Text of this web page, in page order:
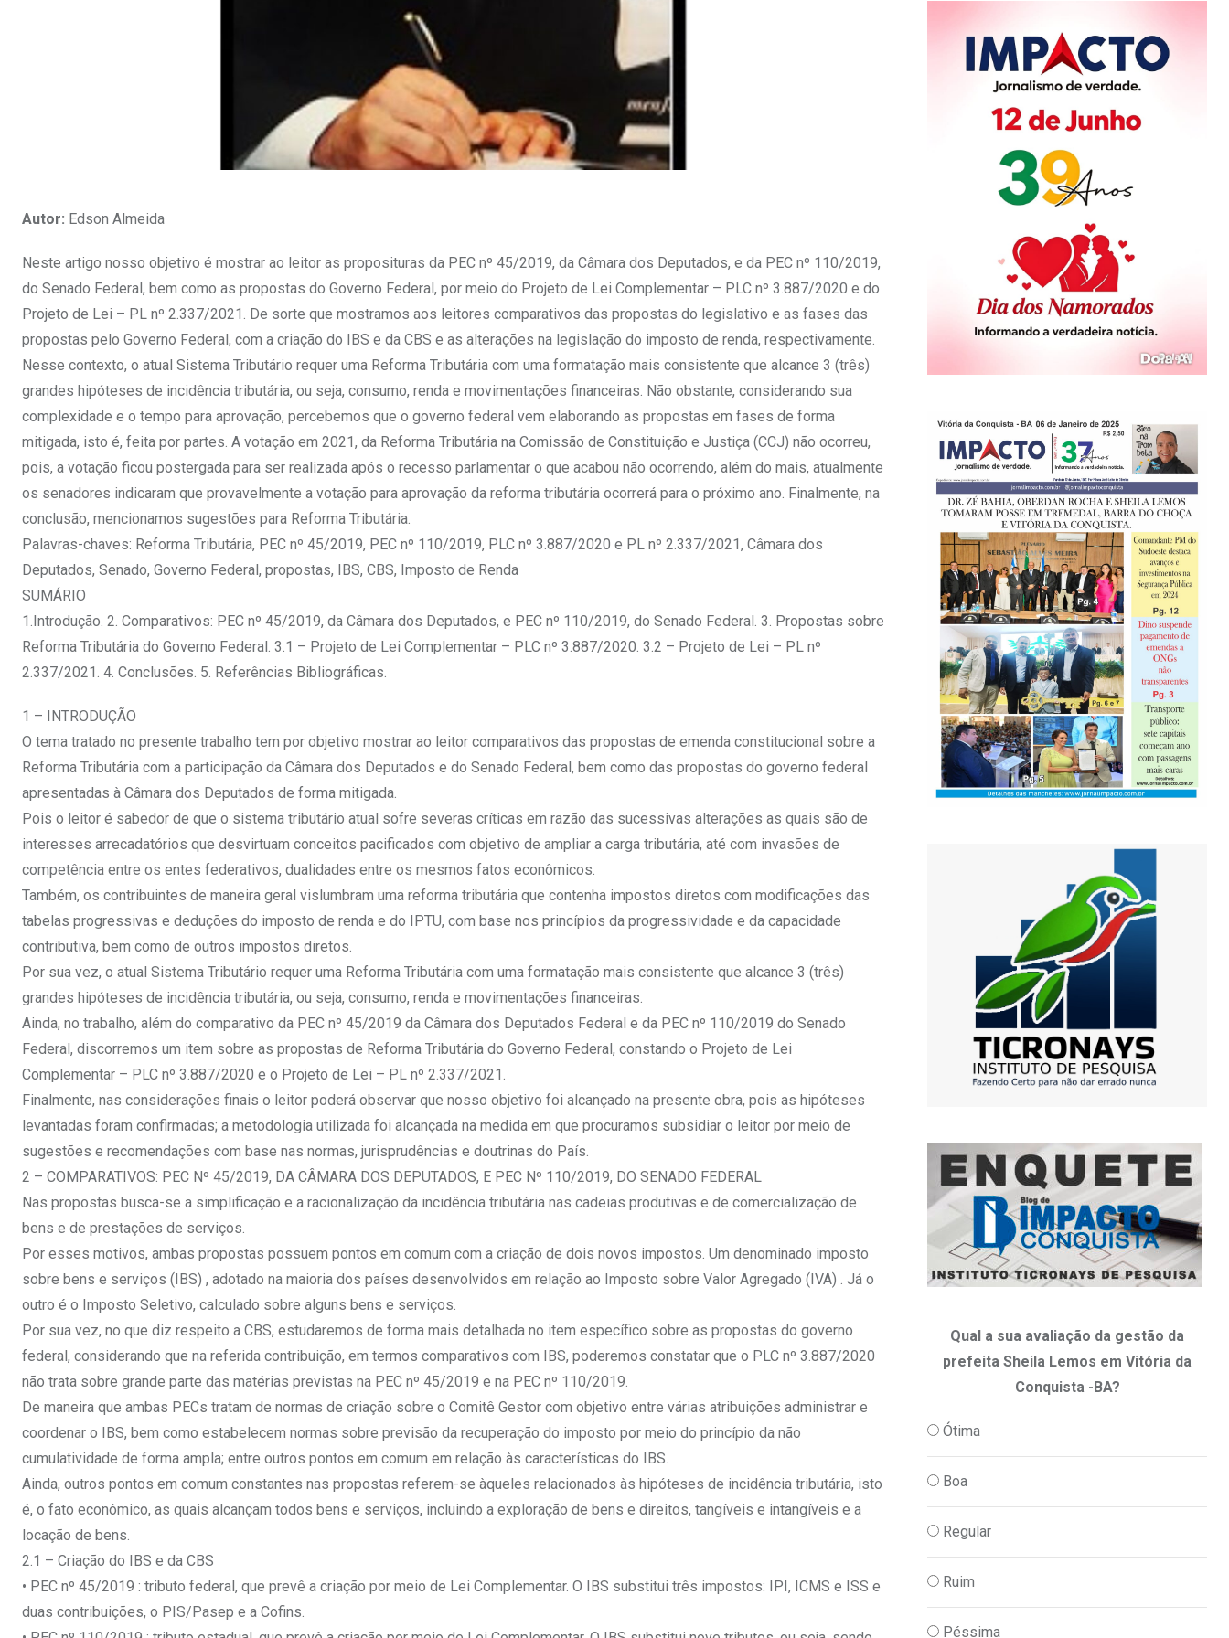
Autor: Edson Almeida
Neste artigo nosso objetivo é mostrar ao leitor as proposituras da PEC nº 45/2019, da Câmara dos Deputados, e da PEC nº 110/2019,
do Senado Federal, bem como as propostas do Governo Federal, por meio do Projeto de Lei Complementar – PLC nº 3.887/2020 e do
Projeto de Lei – PL nº 2.337/2021. De sorte que mostramos aos leitores comparativos das propostas do legislativo e as fases das
propostas pelo Governo Federal, com a criação do IBS e da CBS e as alterações na legislação do imposto de renda, respectivamente.
Nesse contexto, o atual Sistema Tributário requer uma Reforma Tributária com uma formatação mais consistente que alcance 3 (três)
grandes hipóteses de incidência tributária, ou seja, consumo, renda e movimentações financeiras. Não obstante, considerando sua
complexidade e o tempo para aprovação, percebemos que o governo federal vem elaborando as propostas em fases de forma
mitigada, isto é, feita por partes. A votação em 2021, da Reforma Tributária na Comissão de Constituição e Justiça (CCJ) não ocorreu,
pois, a votação ficou postergada para ser realizada após o recesso parlamentar o que acabou não ocorrendo, além do mais, atualmente
os senadores indicaram que provavelmente a votação para aprovação da reforma tributária ocorrerá para o próximo ano. Finalmente, na
conclusão, mencionamos sugestões para Reforma Tributária.
Palavras-chaves: Reforma Tributária, PEC nº 45/2019, PEC nº 110/2019, PLC nº 3.887/2020 e PL nº 2.337/2021, Câmara dos
Deputados, Senado, Governo Federal, propostas, IBS, CBS, Imposto de Renda
SUMÁRIO
1.Introdução. 2. Comparativos: PEC nº 45/2019, da Câmara dos Deputados, e PEC nº 110/2019, do Senado Federal. 3. Propostas sobre
Reforma Tributária do Governo Federal. 3.1 – Projeto de Lei Complementar – PLC nº 3.887/2020. 3.2 – Projeto de Lei – PL nº
2.337/2021. 4. Conclusões. 5. Referências Bibliográficas.
1 – INTRODUÇÃO
O tema tratado no presente trabalho tem por objetivo mostrar ao leitor comparativos das propostas de emenda constitucional sobre a
Reforma Tributária com a participação da Câmara dos Deputados e do Senado Federal, bem como das propostas do governo federal
apresentadas à Câmara dos Deputados de forma mitigada.
Pois o leitor é sabedor de que o sistema tributário atual sofre severas críticas em razão das sucessivas alterações as quais são de
interesses arrecadatórios que desvirtuam conceitos pacificados com objetivo de ampliar a carga tributária, até com invasões de
competência entre os entes federativos, dualidades entre os mesmos fatos econômicos.
Também, os contribuintes de maneira geral vislumbram uma reforma tributária que contenha impostos diretos com modificações das
tabelas progressivas e deduções do imposto de renda e do IPTU, com base nos princípios da progressividade e da capacidade
contributiva, bem como de outros impostos diretos.
Por sua vez, o atual Sistema Tributário requer uma Reforma Tributária com uma formatação mais consistente que alcance 3 (três)
grandes hipóteses de incidência tributária, ou seja, consumo, renda e movimentações financeiras.
Ainda, no trabalho, além do comparativo da PEC nº 45/2019 da Câmara dos Deputados Federal e da PEC nº 110/2019 do Senado
Federal, discorremos um item sobre as propostas de Reforma Tributária do Governo Federal, constando o Projeto de Lei
Complementar – PLC nº 3.887/2020 e o Projeto de Lei – PL nº 2.337/2021.
Finalmente, nas considerações finais o leitor poderá observar que nosso objetivo foi alcançado na presente obra, pois as hipóteses
levantadas foram confirmadas; a metodologia utilizada foi alcançada na medida em que procuramos subsidiar o leitor por meio de
sugestões e recomendações com base nas normas, jurisprudências e doutrinas do País.
2 – COMPARATIVOS: PEC Nº 45/2019, DA CÂMARA DOS DEPUTADOS, E PEC Nº 110/2019, DO SENADO FEDERAL
Nas propostas busca-se a simplificação e a racionalização da incidência tributária nas cadeias produtivas e de comercialização de
bens e de prestações de serviços.
Por esses motivos, ambas propostas possuem pontos em comum com a criação de dois novos impostos. Um denominado imposto
sobre bens e serviços (IBS) , adotado na maioria dos países desenvolvidos em relação ao Imposto sobre Valor Agregado (IVA) . Já o
outro é o Imposto Seletivo, calculado sobre alguns bens e serviços.
Por sua vez, no que diz respeito a CBS, estudaremos de forma mais detalhada no item específico sobre as propostas do governo
federal, considerando que na referida contribuição, em termos comparativos com IBS, poderemos constatar que o PLC nº 3.887/2020
não trata sobre grande parte das matérias previstas na PEC nº 45/2019 e na PEC nº 110/2019.
De maneira que ambas PECs tratam de normas de criação sobre o Comitê Gestor com objetivo entre várias atribuições administrar e
coordenar o IBS, bem como estabelecem normas sobre previsão da recuperação do imposto por meio do princípio da não
cumulatividade de forma ampla; entre outros pontos em comum em relação às características do IBS.
Ainda, outros pontos em comum constantes nas propostas referem-se àqueles relacionados às hipóteses de incidência tributária, isto
é, o fato econômico, as quais alcançam todos bens e serviços, incluindo a exploração de bens e direitos, tangíveis e intangíveis e a
locação de bens.
2.1 – Criação do IBS e da CBS
• PEC nº 45/2019 : tributo federal, que prevê a criação por meio de Lei Complementar. O IBS substitui três impostos: IPI, ICMS e ISS e
duas contribuições, o PIS/Pasep e a Cofins.
Qual a sua avaliação da gestão da
prefeita Sheila Lemos em Vitória da
Conquista -BA?
Ótima
Boa
Regular
Ruim
Péssima